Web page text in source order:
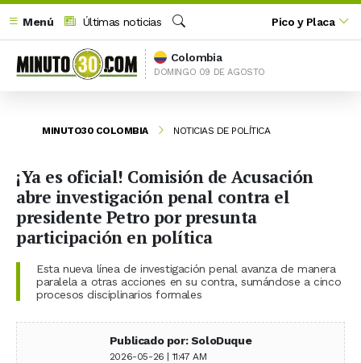
Menú
Últimas noticias
Buscar
Pico y Placa
Colombia
DOMINGO 09 DE AGOSTO
MINUTO30 COLOMBIA NOTICIAS DE POLÍTICA
¡Ya es oficial! Comisión de Acusación
abre investigación penal contra el
presidente Petro por presunta
participación en política
Esta nueva línea de investigación penal avanza de manera
paralela a otras acciones en su contra, sumándose a cinco
procesos disciplinarios formales
Publicado por: SoloDuque
2026-05-26 | 11:47 AM